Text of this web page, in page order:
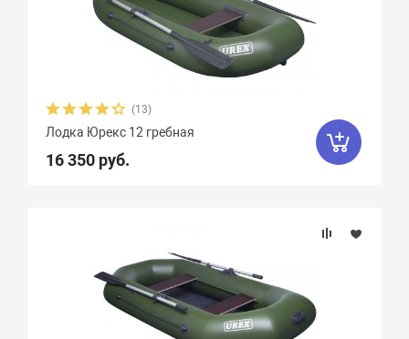
Ширина, см
Ширина кокпита, см
Диаметр баллона, см
(13)
Лодка Юрекс 12 гребная
16 350 руб.